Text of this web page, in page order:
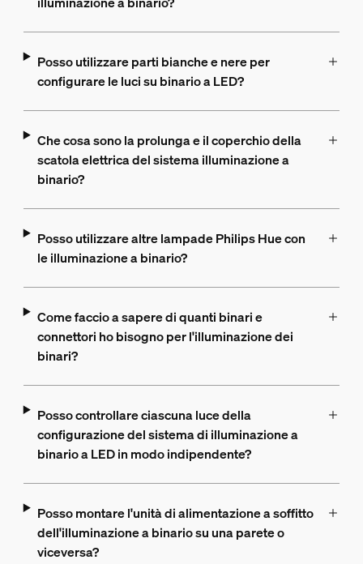
Posso utilizzare parti bianche e nere per
configurare le luci su binario a LED?
Che cosa sono la prolunga e il coperchio della
scatola elettrica del sistema illuminazione a
binario?
Posso utilizzare altre lampade Philips Hue con
le illuminazione a binario?
Come faccio a sapere di quanti binari e
connettori ho bisogno per l'illuminazione dei
binari?
Posso controllare ciascuna luce della
configurazione del sistema di illuminazione a
binario a LED in modo indipendente?
Posso montare l'unità di alimentazione a soffitto
dell'illuminazione a binario su una parete o
viceversa?